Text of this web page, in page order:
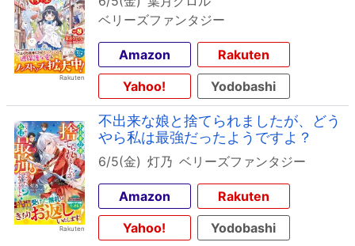
ベリーズファンタジー
Amazon
Rakuten
Yahoo!
Yodobashi
不出来な娘と捨てられましたが、どう
やら私は最強だったようですよ？
6/5(金) 灯乃 ベリーズファンタジー
Amazon
Rakuten
Yahoo!
Yodobashi